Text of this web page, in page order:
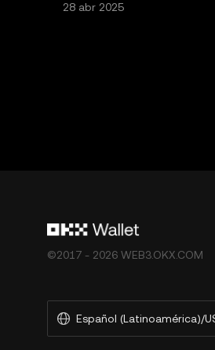
28 abr 2025
©2017 - 2026 WEB3.OKX.COM
Español (Latinoamérica)/